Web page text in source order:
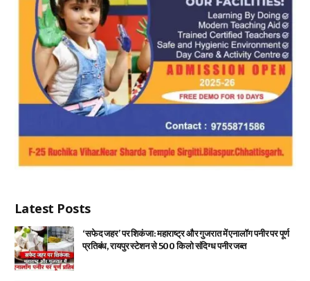
Latest Posts
‘सफेद जहर’ पर शिकंजा: महाराष्ट्र और गुजरात में एनालॉग पनीर पर पूर्ण
प्रतिबंध, रायपुर स्टेशन से 500 किलो संदिग्ध पनीर जब्त